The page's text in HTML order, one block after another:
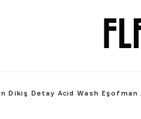
Dikiş Detay Acid Wash Eşofman